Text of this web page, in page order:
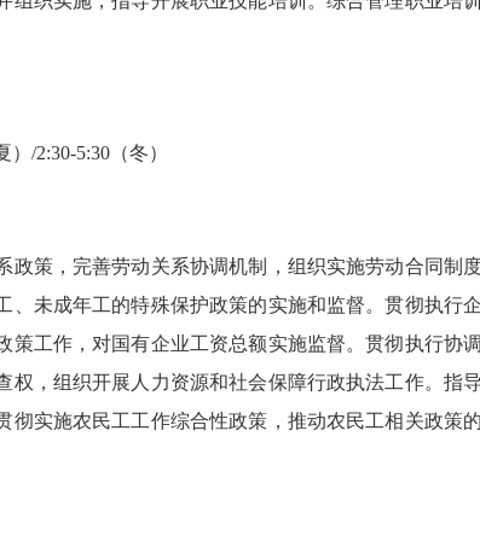
/2:30-5:30（冬）
策，完善劳动关系协调机制，组织实施劳动合同制
、未成年工的特殊保护政策的实施和监督。贯彻执行
工作，对国有企业工资总额实施监督。贯彻执行协
，组织开展人力资源和社会保障行政执法工作。指
实施农民工工作综合性政策，推动农民工相关政策